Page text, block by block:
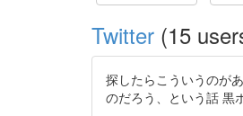
Twitter (15
探したらこういうのが
のだろう、という話 黒